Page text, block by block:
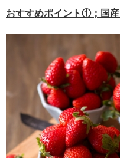
おすすめポイント①；国